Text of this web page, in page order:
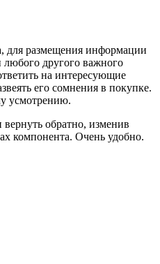
для размещения информации
любого другого важного
на интересующие
его сомнения в покупке.
усмотрению.
обратно, изменив
компонента. Очень удобно.